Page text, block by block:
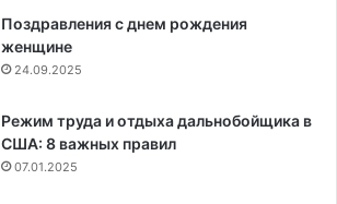
Поздравления с днем рождения
женщине
24.09.2025
Режим труда и отдыха дальнобойщика в
США: 8 важных правил
07.01.2025